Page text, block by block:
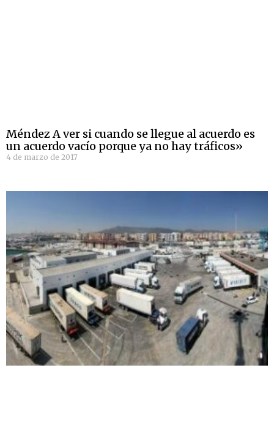
Méndez A ver si cuando se llegue al acuerdo es
un acuerdo vacío porque ya no hay tráficos»
4 de marzo de 2017